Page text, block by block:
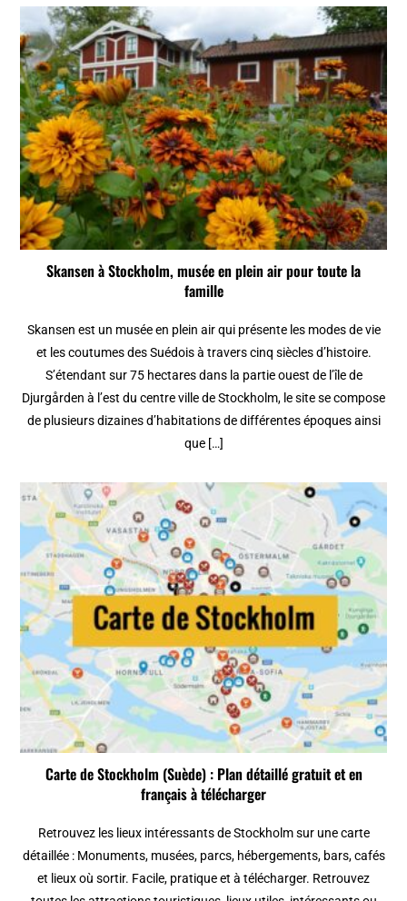
Skansen à Stockholm, musée en plein air pour toute la
famille
Skansen est un musée en plein air qui présente les modes de vie
et les coutumes des Suédois à travers cinq siècles d’histoire.
S’étendant sur 75 hectares dans la partie ouest de l’île de
Djurgården à l’est du centre ville de Stockholm, le site se compose
de plusieurs dizaines d’habitations de différentes époques ainsi
que […]
Carte de Stockholm (Suède) : Plan détaillé gratuit et en
français à télécharger
Retrouvez les lieux intéressants de Stockholm sur une carte
détaillée : Monuments, musées, parcs, hébergements, bars, cafés
et lieux où sortir. Facile, pratique et à télécharger. Retrouvez